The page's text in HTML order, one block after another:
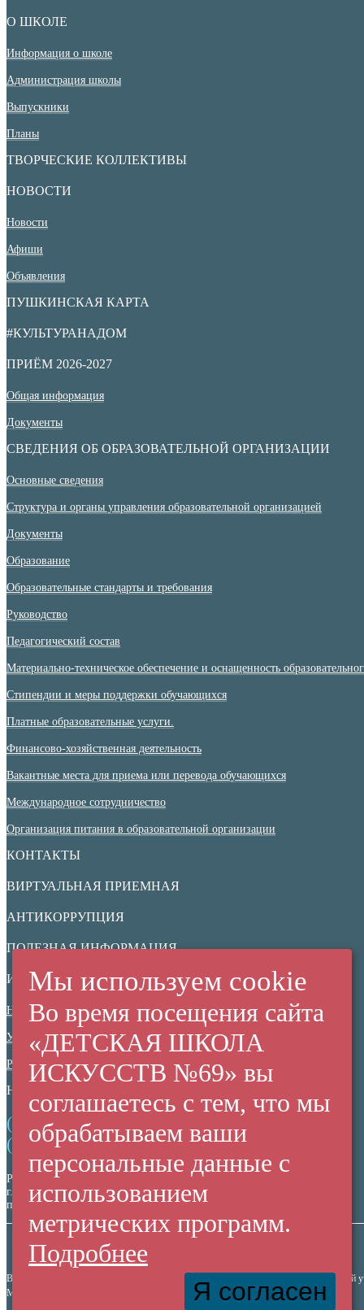
О ШКОЛЕ
Информация о школе
Администрация школы
Выпускники
Планы
ТВОРЧЕСКИЕ КОЛЛЕКТИВЫ
НОВОСТИ
Новости
Афиши
Объявления
ПУШКИНСКАЯ КАРТА
#КУЛЬТУРАНАДОМ
ПРИЁМ 2026-2027
Общая информация
Документы
СВЕДЕНИЯ ОБ ОБРАЗОВАТЕЛЬНОЙ ОРГАНИЗАЦИИ
Основные сведения
Структура и органы управления образовательной организацией
Документы
Образование
Образовательные стандарты и требования
Руководство
Педагогический состав
Материально-техническое обеспечение и оснащенность
Стипендии и меры поддержки обучающихся
Платные образовательные услуги.
Финансово-хозяйственная деятельность
Вакантные места для приема или перевода обучающихся
Международное сотрудничество
Организация питания в образовательной организации
КОНТАКТЫ
ВИРТУАЛЬНАЯ ПРИЕМНАЯ
АНТИКОРРУПЦИЯ
ПОЛЕЗНАЯ ИНФОРМАЦИЯ
ИНФОРМАЦИОННАЯ БЕЗОПАСНОСТЬ
Нормативные документы
Ученикам
Родителям
НЕЗАВИСИМАЯ ОЦЕНКА КАЧЕСТВА
(+7 38 42) 53 67 22
(+7 38 42) 53 99 90
Россия,
г. Кемерово,
пр. Ленина, 137/2
Все права защищены. Использование материалов сайта согласуется с администрацией
МАУДО "Детская Школа Искусств №69" © 2010-2026
Мы используем cookie
Во время посещения сайта
«ДЕТСКАЯ ШКОЛА
ИСКУССТВ №69» вы
соглашаетесь с тем, что мы
обрабатываем ваши
персональные данные с
использованием
метрических программ.
Подробнее
Я согласен